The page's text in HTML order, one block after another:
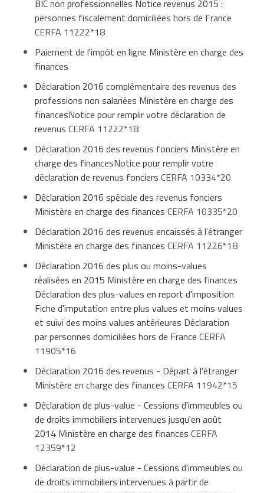
BIC non professionnelles Notice revenus 2015 :
personnes fiscalement domiciliées hors de France
CERFA 11222*18
Paiement de l'impôt en ligne Ministère en charge des
finances
Déclaration 2016 complémentaire des revenus des
professions non salariées Ministère en charge des
financesNotice pour remplir votre déclaration de
revenus CERFA 11222*18
Déclaration 2016 des revenus fonciers Ministère en
charge des financesNotice pour remplir votre
déclaration de revenus fonciers CERFA 10334*20
Déclaration 2016 spéciale des revenus fonciers
Ministère en charge des finances CERFA 10335*20
Déclaration 2016 des revenus encaissés à l'étranger
Ministère en charge des finances CERFA 11226*18
Déclaration 2016 des plus ou moins-values
réalisées en 2015 Ministère en charge des finances
Déclaration des plus-values en report d'imposition
Fiche d'imputation entre plus values et moins values
et suivi des moins values antérieures Déclaration
par personnes domiciliées hors de France CERFA
11905*16
Déclaration 2016 des revenus - Départ à l'étranger
Ministère en charge des finances CERFA 11942*15
Déclaration de plus-value - Cessions d'immeubles ou
de droits immobiliers intervenues jusqu'en août
2014 Ministère en charge des finances CERFA
12359*12
Déclaration de plus-value - Cessions d'immeubles ou
de droits immobiliers intervenues à partir de